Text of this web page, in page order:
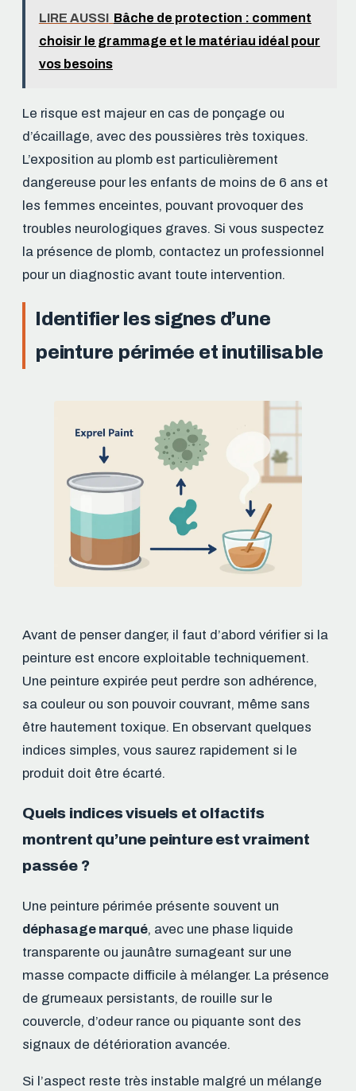
LIRE AUSSI Bâche de protection : comment
choisir le grammage et le matériau idéal pour
vos besoins
Le risque est majeur en cas de ponçage ou
d’écaillage, avec des poussières très toxiques.
L’exposition au plomb est particulièrement
dangereuse pour les enfants de moins de 6 ans et
les femmes enceintes, pouvant provoquer des
troubles neurologiques graves. Si vous suspectez
la présence de plomb, contactez un professionnel
pour un diagnostic avant toute intervention.
Identifier les signes d’une
peinture périmée et inutilisable
Avant de penser danger, il faut d’abord vérifier si la
peinture est encore exploitable techniquement.
Une peinture expirée peut perdre son adhérence,
sa couleur ou son pouvoir couvrant, même sans
être hautement toxique. En observant quelques
indices simples, vous saurez rapidement si le
produit doit être écarté.
Quels indices visuels et olfactifs
montrent qu’une peinture est vraiment
passée ?
Une peinture périmée présente souvent un
déphasage marqué, avec une phase liquide
transparente ou jaunâtre surnageant sur une
masse compacte difficile à mélanger. La présence
de grumeaux persistants, de rouille sur le
couvercle, d’odeur rance ou piquante sont des
signaux de détérioration avancée.
Si l’aspect reste très instable malgré un mélange